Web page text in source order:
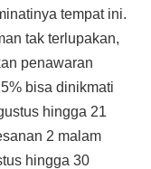
tempat ini.
tak terlupakan,
penawaran
bisa dinikmati
hingga 21
2 malam
hingga 30